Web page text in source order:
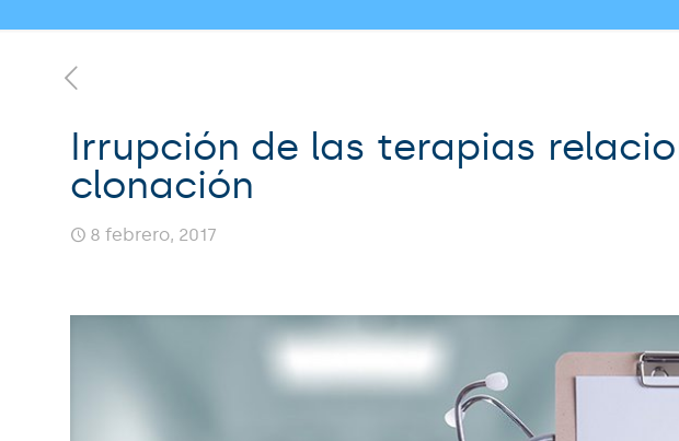
Irrupción de las terapias
clonación
8 febrero, 2017